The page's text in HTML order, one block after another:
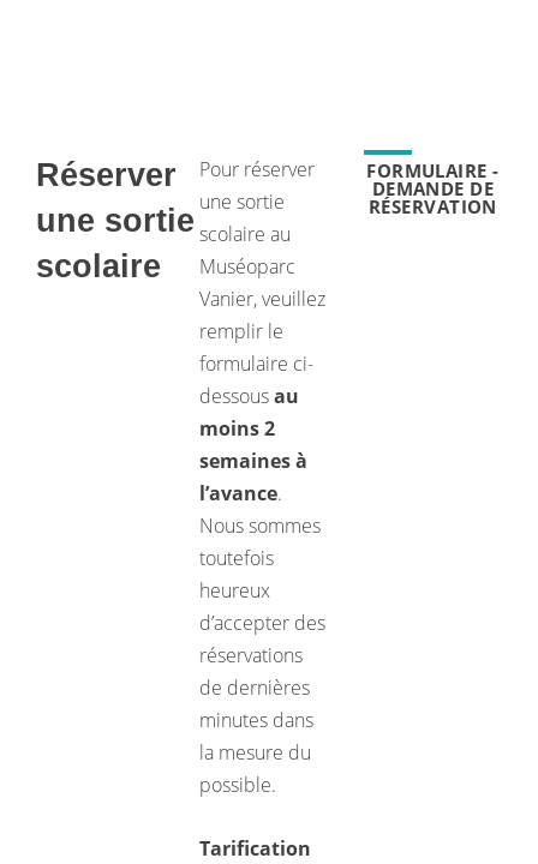
Réserver
une sortie
scolaire
Pour réserver
une sortie
scolaire au
Muséoparc
Vanier, veuillez
remplir le
formulaire ci-
dessousau
moins 2
semaines à
l’avance.
Nous sommes
toutefois
heureux
d’accepter des
réservations
de dernières
minutes dans
la mesure du
possible.
Tarification
FORMULAIRE -
DEMANDE DE
RÉSERVATION